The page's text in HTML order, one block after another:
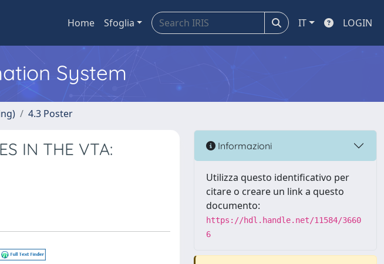
Home Sfoglia IT LOGIN
System
4.3 Poster
IN THE VTA:
Informazioni
Utilizza questo identificativo per
citare o creare un link a questo
documento:
https://hdl.handle.net/11584/3660
6